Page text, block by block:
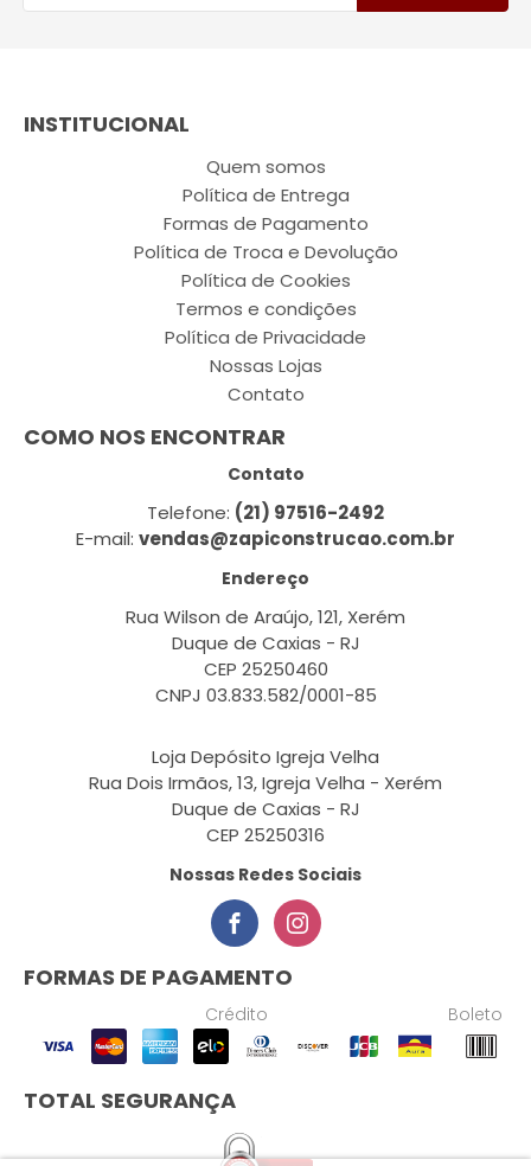
INSTITUCIONAL
Quem somos
Política de Entrega
Formas de Pagamento
Política de Troca e Devolução
Política de Cookies
Termos e condições
Política de Privacidade
Nossas Lojas
Contato
COMO NOS ENCONTRAR
Contato
Telefone: (21) 97516-2492
E-mail: vendas@zapiconstrucao.com.br
Endereço
Rua Wilson de Araújo, 121, Xerém
Duque de Caxias - RJ
CEP 25250460
CNPJ 03.833.582/0001-85
Loja Depósito Igreja Velha
Rua Dois Irmãos, 13, Igreja Velha - Xerém
Duque de Caxias - RJ
CEP 25250316
Nossas Redes Sociais
FORMAS DE PAGAMENTO
Crédito Boleto
TOTAL SEGURANÇA